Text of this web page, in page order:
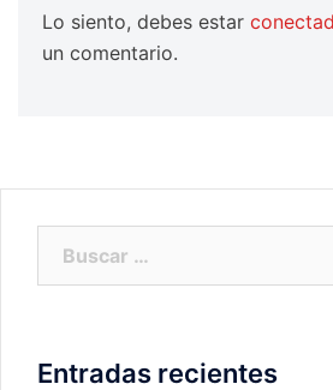
Lo siento, debes estar
un comentario.
Entradas recientes